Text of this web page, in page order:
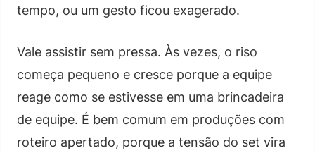
tempo, ou um gesto ficou exagerado.
Vale assistir sem pressa. Às vezes, o riso
começa pequeno e cresce porque a equipe
reage como se estivesse em uma brincadeira
de equipe. É bem comum em produções com
roteiro apertado, porque a tensão do set vira